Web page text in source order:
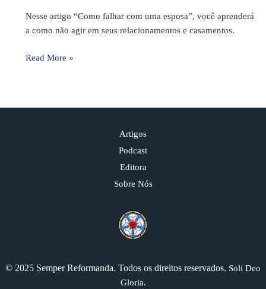
Nesse artigo “Como falhar com uma esposa”, você aprenderá
a como não agir em seus relacionamentos e casamentos.
Read More »
Artigos
Podcast
Editora
Sobre Nós
© 2025 Semper Reformanda. Todos os direitos reservados. Soli Deo
Gloria.